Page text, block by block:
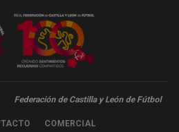
Federación de Castilla y León de Fútbol
COMERCIAL